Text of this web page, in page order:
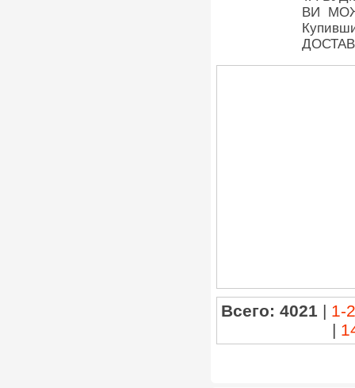
ВИ
Всего: 4021 | 1-
|